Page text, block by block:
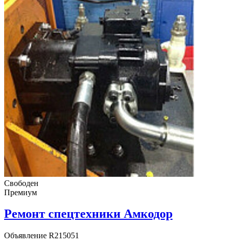
Свободен
Премиум
Ремонт спецтехники Амкодор
Объявление R215051